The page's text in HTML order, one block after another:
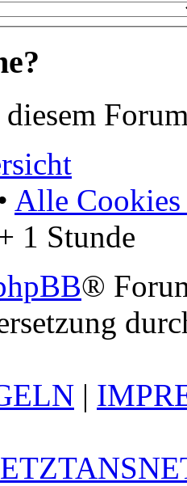
Alle Cookies
1 Stunde
®
|